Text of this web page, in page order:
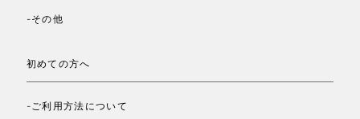
-その他
初めての方へ
-ご利用方法について